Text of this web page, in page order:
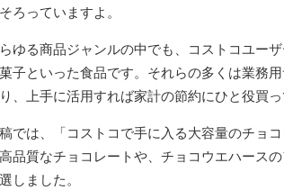
ろっていますよ。
ゆる商品ジャンルの中でも、コストコユー
子といった食品です。それらの多くは業務
、上手に活用すれば家計の節約にひと役買っ
では、「コストコで手に入る大容量のチョ
品質なチョコレートや、チョコウエハース
しました。